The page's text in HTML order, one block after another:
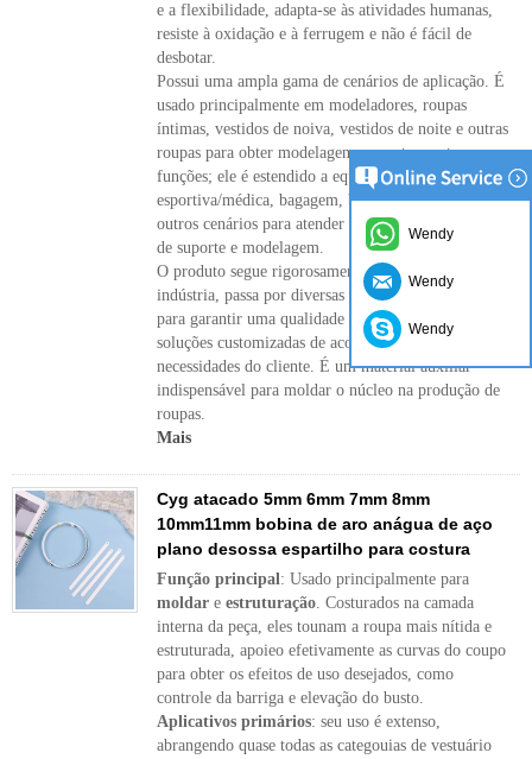
e a flexibilidade, adapta-se às atividades humanas,
resiste à oxidação e à ferrugem e não é fácil de
desbotar.
Possui uma ampla gama de cenários de aplicação. É
usado principalmente em modeladores, roupas
íntimas, vestidos de noiva, vestidos de noite e outras
roupas para obter modelagem, suporte e outras
funções; ele é estendido a equipamentos de proteção
esportiva/médica, bagagem, bricolage feito à mão e
outros cenários para atender a diversas necessidades
de suporte e modelagem.
O produto segue rigorosamente os padrões da
indústria, passa por diversas inspeções de qualidade
para garantir uma qualidade estável e pode fornecer
soluções customizadas de acordo com as
necessidades do cliente. É um material auxiliar
indispensável para moldar o núcleo na produção de
roupas.
Mais
Cyg atacado 5mm 6mm 7mm 8mm
10mm11mm bobina de aro anágua de aço
plano desossa espartilho para costura
Função principal: Usado principalmente para
moldar e estruturação. Costurados na camada
interna da peça, eles tounam a roupa mais nítida e
estruturada, apoieo efetivamente as curvas do coupo
para obter os efeitos de uso desejados, como
controle da barriga e elevação do busto.
Aplicativos primários: seu uso é extenso,
abrangendo quase todas as categouias de vestuário
Wendy
Wendy
Wendy